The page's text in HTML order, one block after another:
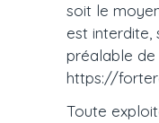
soit le
est interdite,
préalable de
https://
Toute